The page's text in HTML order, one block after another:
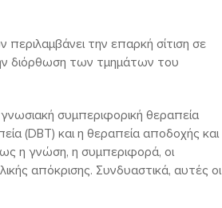
την επαρκή σίτιση σε
διόρθωση των τμημάτων του
συμπεριφορική θεραπεία
(DBT) και η θεραπεία αποδοχής και
η γνώση, η συμπεριφορά, οι
απόκρισης. Συνδυαστικά, αυτές οι